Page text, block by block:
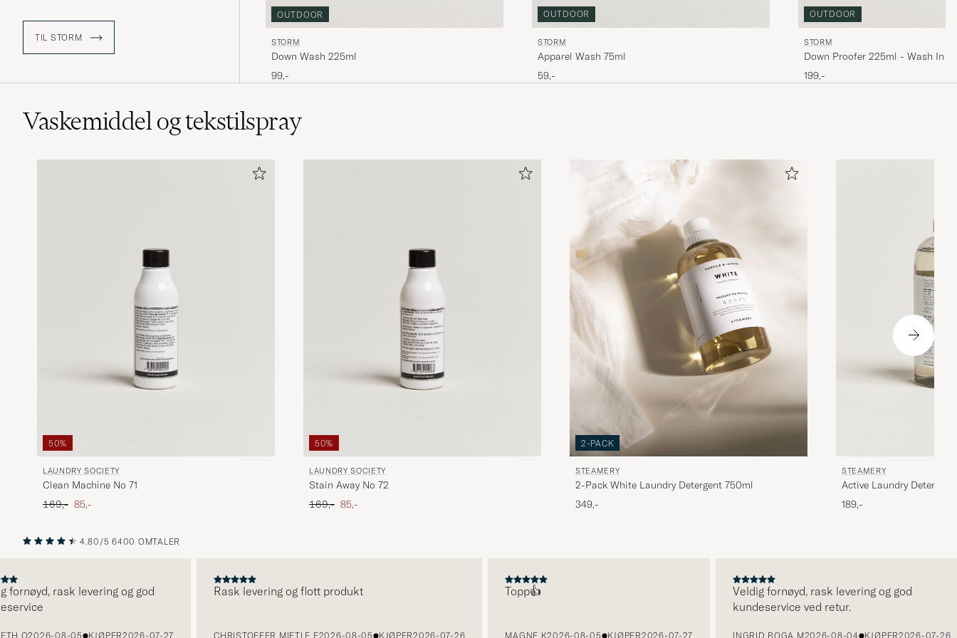
materialenes funksjonelle
egenskaper.
TIL STORM
OUTDOOR
STORM
Down Wash 225ml
99,-
OUTDOOR
STORM
Apparel Wash 75ml
59,-
OUTDOOR
STORM
Down Proofer 225ml - Wash In
199,-
Vaskemiddel og tekstilspray
50%
LAUNDRY SOCIETY
Clean Machine No 71
Ordinær pris
169,- Nedsatt pris
85,-
50%
LAUNDRY SOCIETY
Stain Away No 72
Ordinær pris
169,- Nedsatt pris
85,-
2-PACK
STEAMERY
2-Pack White Laundry Detergent 750ml
349,-
STEAMERY
Active Laundry
189,-
NESTE
4.80/5 6400 OMTALER
rask levering og god
O2026-08-05 KJØPER2026-07-27
Rask levering og flott produkt
CHRISTOFFER MIETLE F 2026-08-05 KJØPER2026-07-26
Topp👍
MAGNE K2026-08-05 KJØPER2026-07-27
Veldig fornøyd, rask levering og god
kundeservice ved retur.
INGRID BOGA M2026-08-04 KJØPER2026-07-26